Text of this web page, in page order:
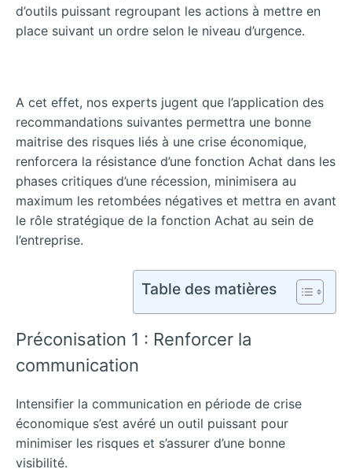
d’outils puissant regroupant les actions à mettre en
place suivant un ordre selon le niveau d’urgence.
A cet effet, nos experts jugent que l’application des
recommandations suivantes permettra une bonne
maitrise des risques liés à une crise économique,
renforcera la résistance d’une fonction Achat dans les
phases critiques d’une récession, minimisera au
maximum les retombées négatives et mettra en avant
le rôle stratégique de la fonction Achat au sein de
l’entreprise.
Table des matières
Préconisation 1 : Renforcer la
communication
Intensifier la communication en période de crise
économique s’est avéré un outil puissant pour
minimiser les risques et s’assurer d’une bonne
visibilité.